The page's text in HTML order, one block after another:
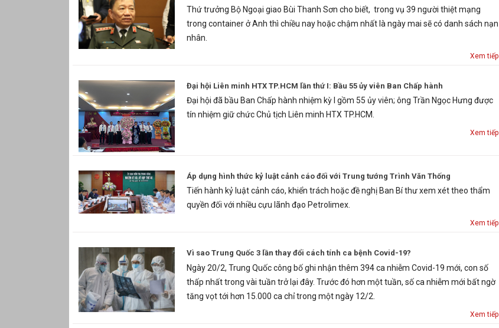
Thứ trưởng Bộ Ngoại giao Bùi Thanh Sơn cho biết, trong vụ 39 người thiệt mạng
trong container ở Anh thì chiều nay hoặc chậm nhất là ngày mai sẽ có danh sách nạn
nhân.
Xem tiếp
Đại hội Liên minh HTX TP.HCM lần thứ I: Bầu 55 ủy viên Ban Chấp hành
Đại hội đã bầu Ban Chấp hành nhiệm kỳ I gồm 55 ủy viên; ông Trần Ngọc Hưng được
tín nhiệm giữ chức Chủ tịch Liên minh HTX TP.HCM.
Xem tiếp
Áp dụng hình thức kỷ luật cảnh cáo đối với Trung tướng Trình Văn Thống
Tiến hành kỷ luật cảnh cáo, khiển trách hoặc đề nghị Ban Bí thư xem xét theo thẩm
quyền đối với nhiều cựu lãnh đạo Petrolimex.
Xem tiếp
Vì sao Trung Quốc 3 lần thay đổi cách tính ca bệnh Covid-19?
Ngày 20/2, Trung Quốc công bố ghi nhận thêm 394 ca nhiễm Covid-19 mới, con số
thấp nhất trong vài tuần trở lại đây. Trước đó hơn một tuần, số ca nhiễm mới bất ngờ
tăng vọt tới hơn 15.000 ca chỉ trong một ngày 12/2.
Xem tiếp